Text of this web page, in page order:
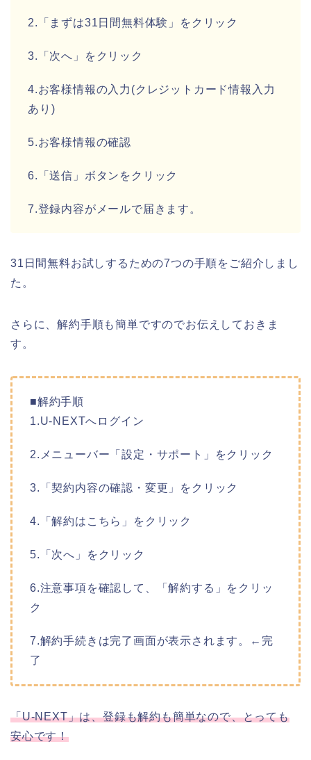
2.「まずは31日間無料体験」をクリック
3.「次へ」をクリック
4.お客様情報の入力(クレジットカード情報入力
あり)
5.お客様情報の確認
6.「送信」ボタンをクリック
7.登録内容がメールで届きます。
31日間無料お試しするための7つの手順をご紹介しまし
た。
さらに、解約手順も簡単ですのでお伝えしておきま
す。
■解約手順
1.U-NEXTへログイン
2.メニューバー「設定・サポート」をクリック
3.「契約内容の確認・変更」をクリック
4.「解約はこちら」をクリック
5.「次へ」をクリック
6.注意事項を確認して、「解約する」をクリッ
ク
7.解約手続きは完了画面が表示されます。←完
了
「U-NEXT」は、登録も解約も簡単なので、とっても
安心です！